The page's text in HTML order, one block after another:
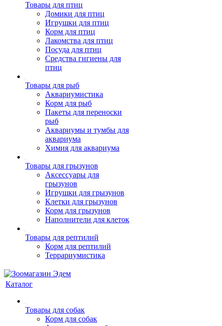
Товары для птиц
Домики для птиц
Игрушки для птиц
Корм для птиц
Лакомства для птиц
Посуда для птиц
Средства гигиены для
птиц
Товары для рыб
Аквариумистика
Корм для рыб
Пакеты для переноски
рыб
Аквариумы и тумбы для
аквариума
Химия для аквариума
Товары для грызунов
Аксессуары для
грызунов
Игрушки для грызунов
Клетки для грызунов
Корм для грызунов
Наполнители для клеток
Товары для рептилий
Корм для рептилий
Террариумистика
Каталог
Товары для собак
Корм для собак